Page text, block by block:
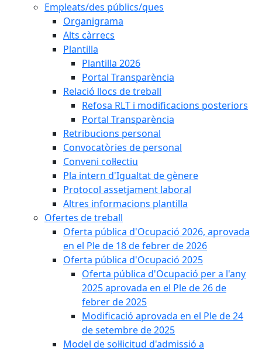
Empleats/des públics/ques
Organigrama
Alts càrrecs
Plantilla
Plantilla 2026
Portal Transparència
Relació llocs de treball
Refosa RLT i modificacions posteriors
Portal Transparència
Retribucions personal
Convocatòries de personal
Conveni col·lectiu
Pla intern d'Igualtat de gènere
Protocol assetjament laboral
Altres informacions plantilla
Ofertes de treball
Oferta pública d'Ocupació 2026, aprovada
en el Ple de 18 de febrer de 2026
Oferta pública d'Ocupació 2025
Oferta pública d'Ocupació per a l'any
2025 aprovada en el Ple de 26 de
febrer de 2025
Modificació aprovada en el Ple de 24
de setembre de 2025
Model de sol·licitud d'admissió a